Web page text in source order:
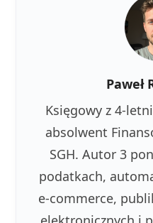
Paweł
Księgowy z 4-
absolwent
SGH. Autor 3
podatkach,
e-commerce,